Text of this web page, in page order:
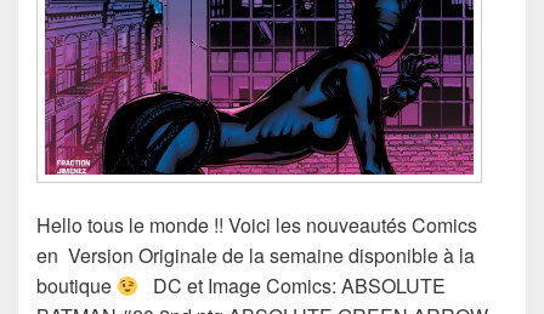
Hello tous le monde !! Voici les nouveautés Comics
en Version Originale de la semaine disponible à la
boutique
DC et Image Comics: ABSOLUTE